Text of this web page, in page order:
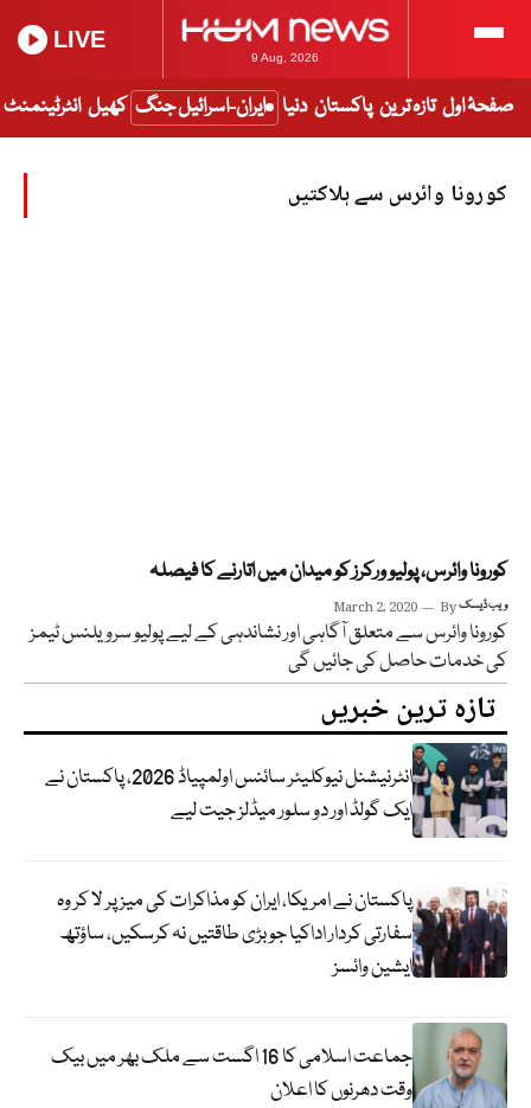
9 Aug, 2026
LIVE
صفحۂ اول تازہ ترین پاکستان دنیا ایران-اسرائیل جنگ کھیل انٹرٹینمنٹ
کورونا وائرس سے ہلاکتیں
کورونا وائرس، پولیو ورکرز کو میدان میں اتارنے کا فیصلہ
March 2, 2020 Byویب ڈیسک
کورونا وائرس سے متعلق آگاہی اور نشاندہی کے لیے پولیو سرویلنس ٹیمز
کی خدمات حاصل کی جائیں گی
تازہ ترین خبریں
انٹرنیشنل نیوکلیئر سائنس اولمپیاڈ 2026، پاکستان نے
ایک گولڈ اور دو سلور میڈلز جیت لیے
پاکستان نے امریکا، ایران کو مذاکرات کی میز پر لا کر وہ
سفارتی کردار اداکیا جو بڑی طاقتیں نہ کرسکیں، ساؤتھ
ایشین وائسز
جماعت اسلامی کا 16 اگست سے ملک بھر میں بیک
وقت دھرنوں کا اعلان